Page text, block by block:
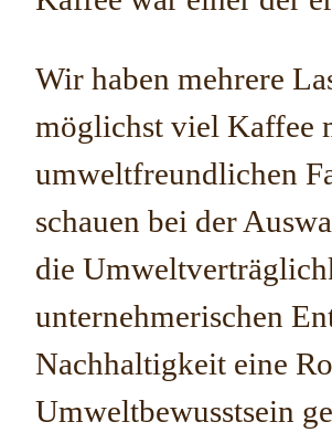
Wir haben mehrere
möglichst viel Kaffee
umweltfreundlichen
schauen bei der
die
unternehmerischen
Nachhaltigkeit eine
Umweltbewusstsein